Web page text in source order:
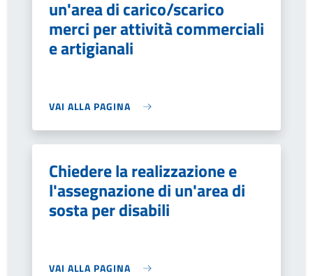
un'area di carico/scarico
merci per attività commerciali
e artigianali
VAI ALLA PAGINA
Chiedere la realizzazione e
l'assegnazione di un'area di
sosta per disabili
VAI ALLA PAGINA